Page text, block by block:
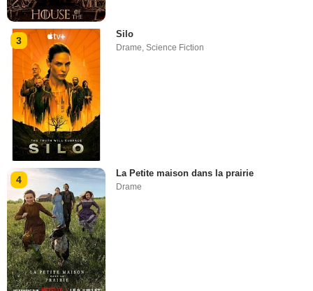
3
Silo
Drame,Science Fiction
4
La Petite maison dans la prairie
Drame